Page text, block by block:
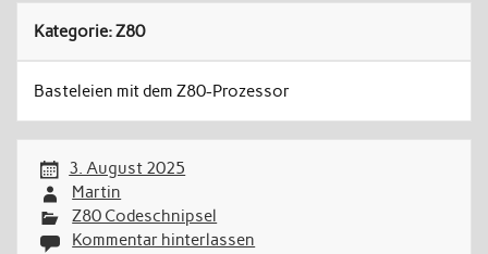
Kategorie:Z80
Basteleien mit dem Z80-Prozessor
3. August 2025
Martin
Z80 Codeschnipsel
Kommentar hinterlassen